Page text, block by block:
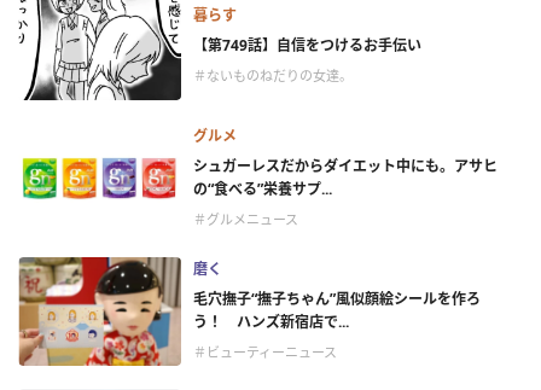
暮らす
【第749話】自信をつけるお手伝い
＃ないものねだりの女達。
グルメ
シュガーレスだからダイエット中にも。アサヒ
の“食べる”栄養サプ...
＃グルメニュース
磨く
毛穴撫子“撫子ちゃん”風似顔絵シールを作ろ
う！ ハンズ新宿店で...
＃ビューティーニュース